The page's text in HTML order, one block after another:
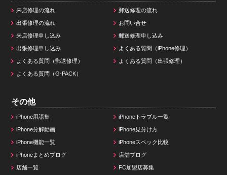
来店修理の流れ 郵送修理の流れ
出張修理の流れ お問い合せ
来店修理申し込み 郵送修理申し込み
出張修理申し込み よくある質問（iPhone修理）
よくある質問（郵送修理） よくある質問（出張修理）
よくある質問（G-PACK）
その他
iPhone用語集 iPhoneトラブル一覧
iPhone分解動画 iPhone見分け方
iPhone機能一覧 iPhoneスペック比較
iPhoneまとめブログ 店舗ブログ
店舗一覧 FC加盟店募集